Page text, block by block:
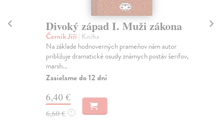
Divoký západ I. Muži zákona
Černík Jiří| Kniha
Na základe hodnoverných prameňov nám autor
približuje dramatické osudy známych postáv šerifov,
marsh...
Zasielame do 12 dní
6,40 €
6,60 € ?